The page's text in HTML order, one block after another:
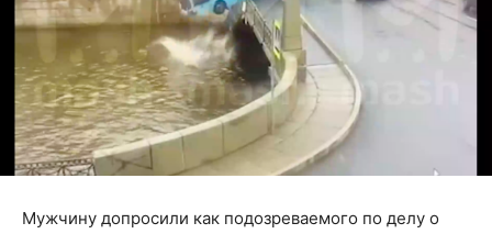
Мужчину допросили как подозреваемого по делу о